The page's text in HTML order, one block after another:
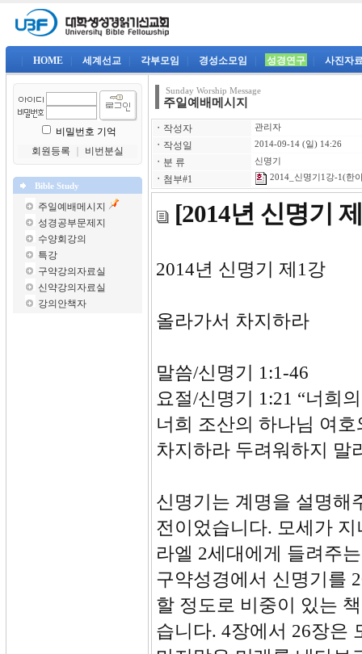
HOME 세계선교 각부모임 경성소모임 성경연구 사진자
비밀번호 기억
회원등록
비번분실
Bible Study
주일예배메시지
성경공부문제지
수양회강의
특강
구약강의자료실
신약강의자료실
강의안책자
Sunday Worship Message
주일예배메시지
ㆍ 작성자 관리자
ㆍ 작성일 2014-09-14 (일) 14:26
ㆍ 분 류 신명기
ㆍ 첨부#1 2014_신명기1강-1(한
[2014년 신명기
2014년 신
올라가서 차지하라
말씀/신명기 1:1-46
요절/신명기 1:21 “너희
너희 조산의 하나님
차지하라 두려워하지 말
신명기는 계명을 설명해
전이었습니다. 모세가
라엘 2세대에게 들려주
구약성경에서 신명기를
할 정도로 비중이 있는
습니다. 4장에서 26장은